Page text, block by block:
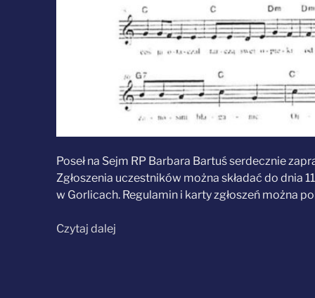
Poseł na Sejm RP Barbara Bartuś serdecznie
Zgłoszenia uczestników można składać do dnia
w Gorlicach. Regulamin i karty zgłoszeń można
Czytaj dalej